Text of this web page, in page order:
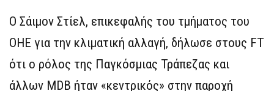
Ο Σάιμον Στίελ, επικεφαλής του τμήματος του
ΟΗΕ για την κλιματική αλλαγή, δήλωσε στους FT
ότι ο ρόλος της Παγκόσμιας Τράπεζας και
άλλων MDB ήταν «κεντρικός» στην παροχή